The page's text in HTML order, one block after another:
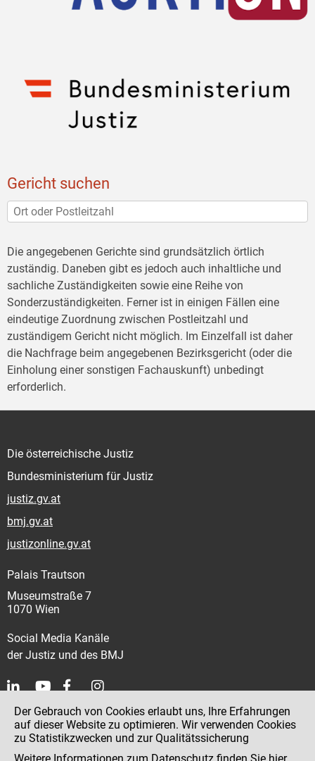
Gericht suchen
Die angegebenen Gerichte sind grundsätzlich örtlich
zuständig. Daneben gibt es jedoch auch inhaltliche und
sachliche Zuständigkeiten sowie eine Reihe von
Sonderzuständigkeiten. Ferner ist in einigen Fällen eine
eindeutige Zuordnung zwischen Postleitzahl und
zuständigem Gericht nicht möglich. Im Einzelfall ist daher
die Nachfrage beim angegebenen Bezirksgericht (oder die
Einholung einer sonstigen Fachauskunft) unbedingt
erforderlich.
Die österreichische Justiz
Bundesministerium für Justiz
justiz.gv.at
bmj.gv.at
justizonline.gv.at
Palais Trautson
Museumstraße 7
1070 Wien
Social Media Kanäle
der Justiz und des BMJ
Kontakt
Impressum
Der Gebrauch von Cookies erlaubt uns, Ihre Erfahrungen
auf dieser Website zu optimieren. Wir verwenden Cookies
zu Statistikzwecken und zur Qualitätssicherung